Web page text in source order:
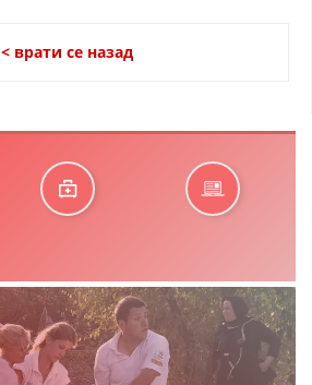
ПРЕЗЕНТАЦИИ
< врати се назад